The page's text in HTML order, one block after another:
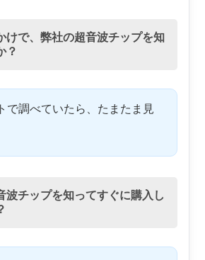
けで、弊社の超音波チップを知
？
で調べていたら、たまたま見
波チップを知ってすぐに購入し